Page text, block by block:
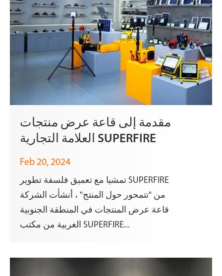
مقدمة إلى قاعة عرض منتجات
العلامة التجارية SUPERFIRE
Feb 20, 2024
تمشيا مع تعميق فلسفة تطوير SUPERFIRE
من "تتمحور حول المنتج" ، أنشأت الشركة
قاعة عرض المنتجات في المنطقة الجنوبية
الغربية من مكتب SUPERFIRE...